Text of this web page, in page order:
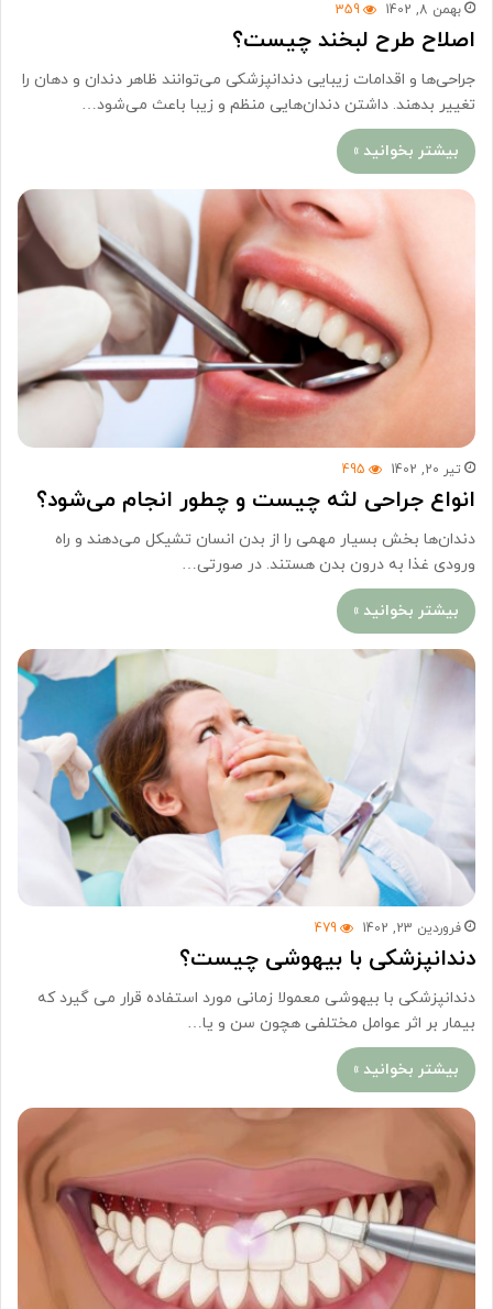
بهمن 8, 1402 359
اصلاح طرح لبخند چیست؟
جراحی‌ها و اقدامات زیبایی دندانپزشکی می‌توانند ظاهر دندان و دهان را
تغییر بدهند. داشتن دندان‌هایی منظم و زیبا باعث می‌شود…
بیشتر بخوانید »
تیر 20, 1402 495
انواع جراحی لثه چیست و چطور انجام می‌شود؟
دندان‌ها بخش بسیار مهمی را از بدن انسان تشیکل می‌دهند و راه
ورودی غذا به درون بدن هستند. در صورتی…
بیشتر بخوانید »
فروردین 23, 1402 479
دندانپزشکی با بیهوشی چیست؟
دندانپزشکی با بیهوشی معمولا زمانی مورد استفاده قرار می گیرد که
بیمار بر اثر عوامل مختلفی هچون سن و یا…
بیشتر بخوانید »